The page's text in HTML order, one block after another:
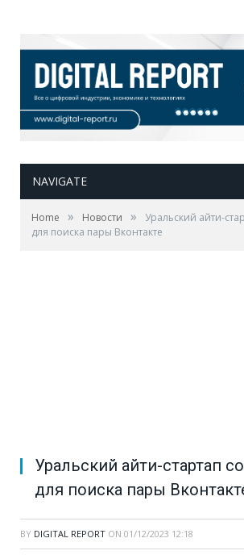
NAVIGATE
Home » Новости »
Уральский айти-
для поиска пары Вконтакте
Уральский айти-стартап
для поиска пары
BY DIGITAL REPORT ON 01/12/2023 12:18